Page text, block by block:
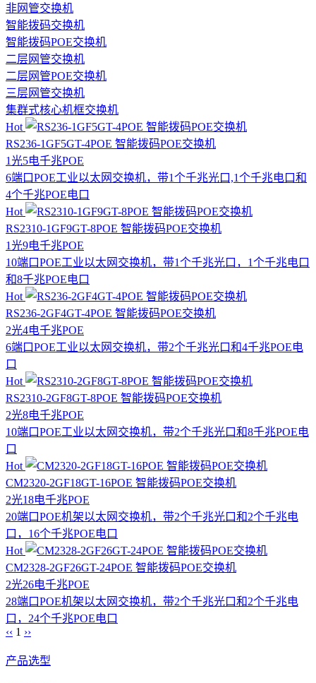
非网管交换机
智能拨码交换机
智能拨码POE交换机
二层网管交换机
二层网管POE交换机
三层网管交换机
集群式核心机框交换机
Hot
RS236-1GF5GT-4POE 智能拨码POE交换机
1光5电千兆POE
6端口POE工业以太网交换机，带1个千兆光口,1个千兆电口和
4个千兆POE电口
Hot
RS2310-1GF9GT-8POE 智能拨码POE交换机
1光9电千兆POE
10端口POE工业以太网交换机，带1个千兆光口，1个千兆电口
和8千兆POE电口
Hot
RS236-2GF4GT-4POE 智能拨码POE交换机
2光4电千兆POE
6端口POE工业以太网交换机，带2个千兆光口和4千兆POE电
口
Hot
RS2310-2GF8GT-8POE 智能拨码POE交换机
2光8电千兆POE
10端口POE工业以太网交换机，带2个千兆光口和8千兆POE电
口
Hot
CM2320-2GF18GT-16POE 智能拨码POE交换机
2光18电千兆POE
20端口POE机架以太网交换机，带2个千兆光口和2个千兆电
口，16个千兆POE电口
Hot
CM2328-2GF26GT-24POE 智能拨码POE交换机
2光26电千兆POE
28端口POE机架以太网交换机，带2个千兆光口和2个千兆电
口，24个千兆POE电口
‹‹ 1 ››
产品选型